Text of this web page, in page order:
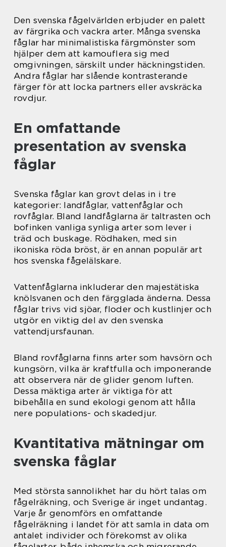
Den svenska fågelvärlden erbjuder en palett
av färgrika och vackra arter. Många svenska
fåglar har minimalistiska färgmönster som
hjälper dem att kamouflera sig med
omgivningen, särskilt under häckningstiden.
Andra fåglar har slående kontrasterande
färger för att locka partners eller avskräcka
rovdjur.
En omfattande
presentation av svenska
fåglar
Svenska fåglar kan grovt delas in i tre
kategorier: landfåglar, vattenfåglar och
rovfåglar. Bland landfåglarna är taltrasten och
bofinken vanliga synliga arter som lever i
träd och buskage. Rödhaken, med sin
ikoniska röda bröst, är en annan populär art
hos svenska fågelälskare.
Vattenfåglarna inkluderar den majestätiska
knölsvanen och den färgglada änderna. Dessa
fåglar trivs vid sjöar, floder och kustlinjer och
utgör en viktig del av den svenska
vattendjursfaunan.
Bland rovfåglarna finns arter som havsörn och
kungsörn, vilka är kraftfulla och imponerande
att observera när de glider genom luften.
Dessa mäktiga arter är viktiga för att
bibehålla en sund ekologi genom att hålla
nere populations- och skadedjur.
Kvantitativa mätningar om
svenska fåglar
Med största sannolikhet har du hört talas om
fågelräkning, och Sverige är inget undantag.
Varje år genomförs en omfattande
fågelräkning i landet för att samla in data om
antalet individer och förekomst av olika